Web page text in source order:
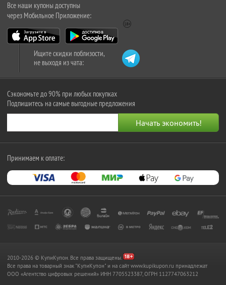
Все наши купоны доступны
через Мобильное Приложение:
Ищите скидки поблизости,
не выходя из чата:
Сэкономьте до 90% при любых покупках
Подпишитесь на самые выгодные предложения
Принимаем к оплате:
2010-2026 © КупиКупон. Все права защищены.
Все права на товарный знак "КупиКупон" и на сайт www.kupikupon.ru принадлежат
OOO «Агентство цифровых решений» ИНН 7705523387, ОГРН 1127747063212